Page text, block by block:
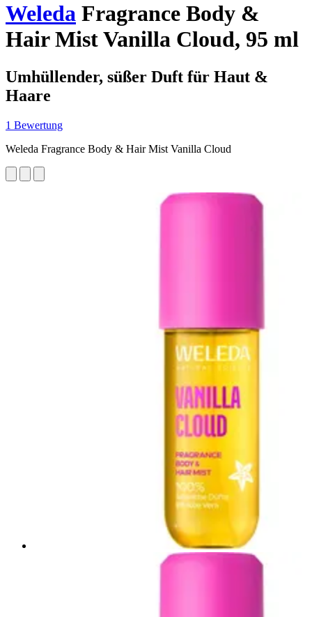
Weleda Fragrance Body &
Hair Mist Vanilla Cloud, 95 ml
Umhüllender, süßer Duft für Haut &
Haare
1 Bewertung
Weleda Fragrance Body & Hair Mist Vanilla Cloud